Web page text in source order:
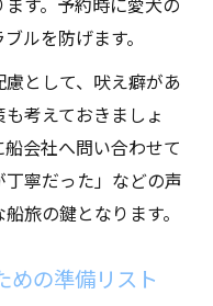
るべきルール解説
覧船利用時のポイ
旅行に必要な確認
験が叶う場所の選
ルを防げます。
として、吠え癖があ
考えておきましょ
会社へ問い合わせて
寧だった」などの声
旅の鍵となります。
めの準備リスト